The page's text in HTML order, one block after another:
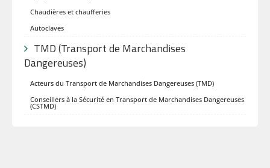
Chaudières et chaufferies
Autoclaves
TMD (Transport de Marchandises
Dangereuses)
Acteurs du Transport de Marchandises Dangereuses (TMD)
Conseillers à la Sécurité en Transport de Marchandises Dangereuses
(CSTMD)